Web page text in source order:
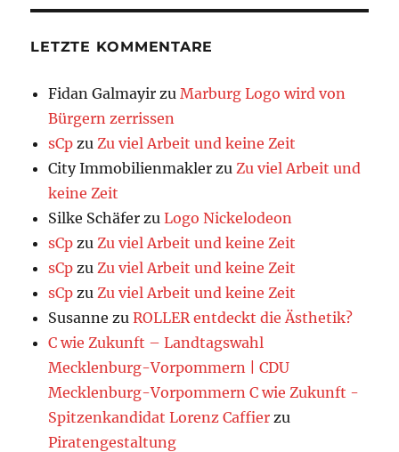
LETZTE KOMMENTARE
Fidan Galmayir zu Marburg Logo wird von
Bürgern zerrissen
sCp zu Zu viel Arbeit und keine Zeit
City Immobilienmakler zu Zu viel Arbeit und
keine Zeit
Silke Schäfer zuLogo Nickelodeon
sCp zu Zu viel Arbeit und keine Zeit
sCp zu Zu viel Arbeit und keine Zeit
sCp zu Zu viel Arbeit und keine Zeit
Susanne zuROLLER entdeckt die Ästhetik?
C wie Zukunft – Landtagswahl
Mecklenburg-Vorpommern | CDU
Mecklenburg-Vorpommern C wie Zukunft -
Spitzenkandidat Lorenz Caffier zu
Piratengestaltung